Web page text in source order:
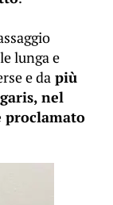
lunga e
e da più
nel
proclamato